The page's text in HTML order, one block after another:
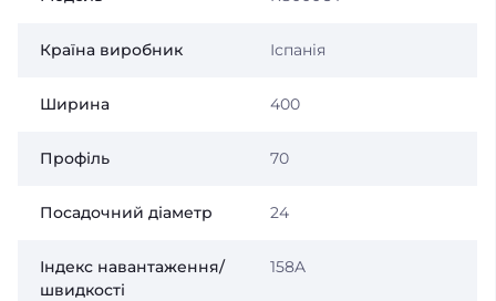
Країна виробник Іспанія
Ширина 400
Профіль 70
Посадочний діаметр 24
Індекс навантаження/
швидкості
158A